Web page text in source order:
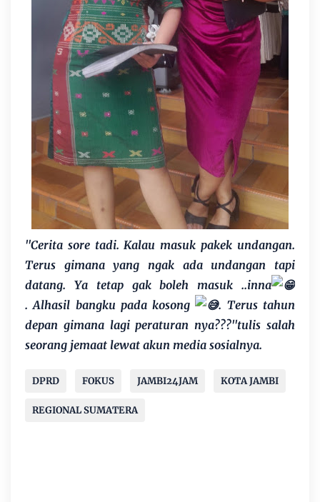
"Cerita sore tadi. Kalau masuk pakek undangan.
Terus gimana yang ngak ada undangan tapi
datang. Ya tetap gak boleh masuk ..inna
.Alhasil bangku pada kosong . Terus tahun
depan gimana lagi peraturan nya???"tulis salah
seorang jemaat lewat akun media sosialnya.
DPRD FOKUS JAMBI24JAM KOTA JAMBI
REGIONAL SUMATERA